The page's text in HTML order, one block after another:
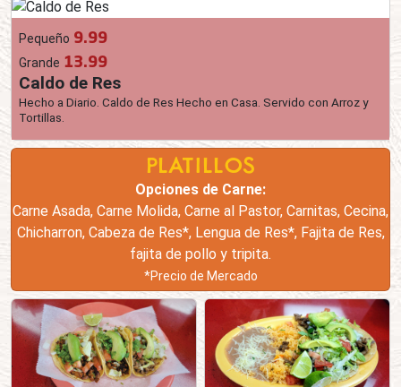
Pequeño 9.99
Grande 13.99
Caldo de Res
Hecho a Diario. Caldo de Res Hecho en Casa. Servido con Arroz y
Tortillas.
PLATILLOS
Opciones de Carne:
Carne Asada, Carne Molida, Carne al Pastor, Carnitas, Cecina,
Chicharron, Cabeza de Res*, Lengua de Res*, Fajita de Res,
fajita de pollo y tripita.
*Precio de Mercado